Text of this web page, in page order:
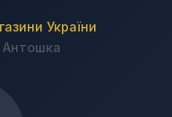
України
Антошка